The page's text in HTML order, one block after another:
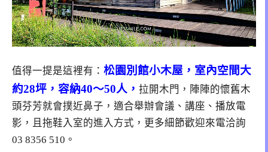
值得一提是這裡有： 松園別館小木屋 ，室內空間大
約28坪，容納40～50人， 拉開木門，陣陣的懷舊木
頭芬芳就會撲近鼻子，適合舉辦會議、講座、播放電
影，且拖鞋入室的進入方式，更多細節歡迎來電洽詢
03 8356 510。